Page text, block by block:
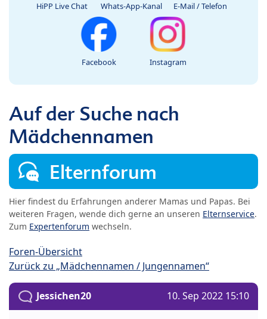
HiPP Live Chat Whats-App-Kanal E-Mail / Telefon
Facebook Instagram
Auf der Suche nach
Mädchennamen
Elternforum
Hier findest du Erfahrungen anderer Mamas und Papas. Bei
weiteren Fragen, wende dich gerne an unseren Elternservice.
Zum Expertenforum wechseln.
Foren-Übersicht
Zurück zu „Mädchennamen / Jungennamen“
Jessichen20 10. Sep 2022 15:10